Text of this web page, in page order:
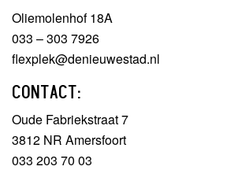
Oliemolenhof 18A
033 – 303 7926
flexplek@denieuwestad.nl
CONTACT:
Oude Fabriekstraat 7
3812 NR Amersfoort
033 203 70 03